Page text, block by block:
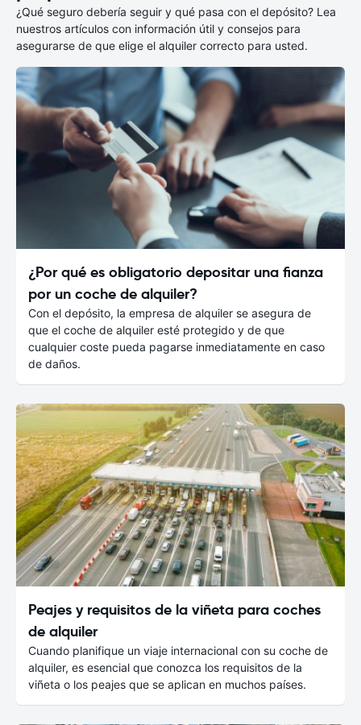
¿Qué seguro debería seguir y qué pasa con el depósito? Lea
nuestros artículos con información útil y consejos para
asegurarse de que elige el alquiler correcto para usted.
¿Por qué es obligatorio depositar una fianza
por un coche de alquiler?
Con el depósito, la empresa de alquiler se asegura de
que el coche de alquiler esté protegido y de que
cualquier coste pueda pagarse inmediatamente en caso
de daños.
Peajes y requisitos de la viñeta para coches
de alquiler
Cuando planifique un viaje internacional con su coche de
alquiler, es esencial que conozca los requisitos de la
viñeta o los peajes que se aplican en muchos países.